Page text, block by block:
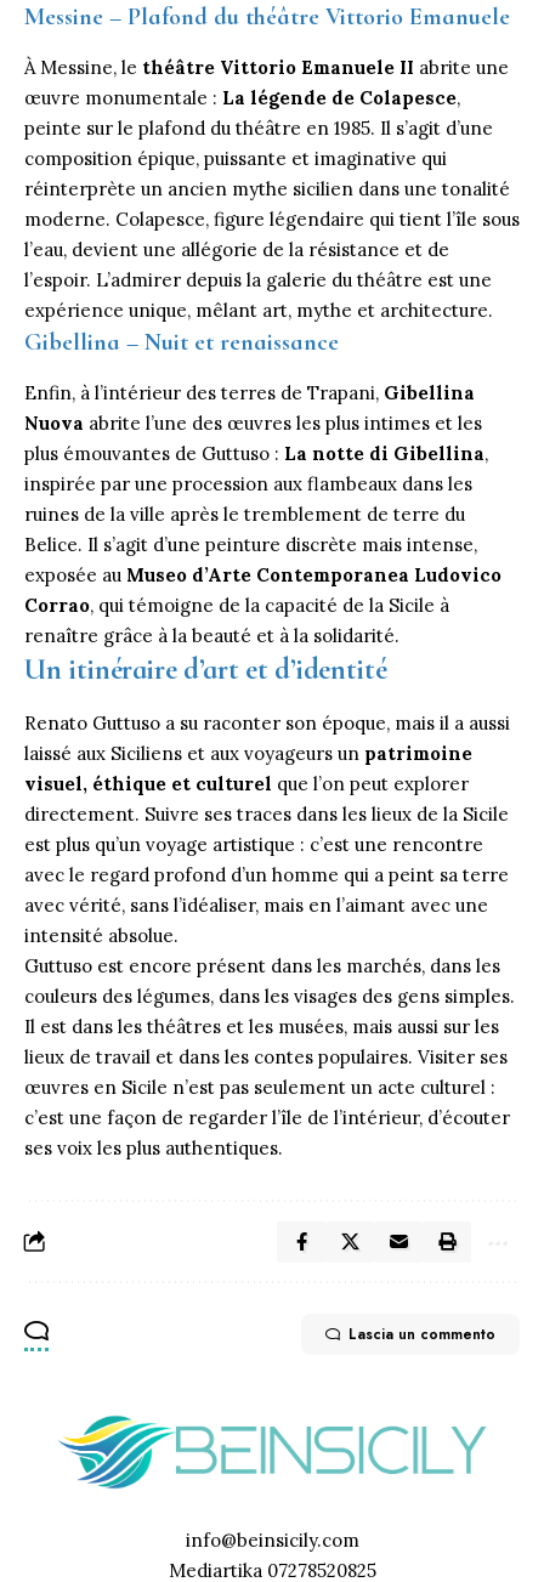
Messine – Plafond du théâtre Vittorio Emanuele
À Messine, le théâtre Vittorio Emanuele II abrite une
œuvre monumentale : La légende de Colapesce,
peinte sur le plafond du théâtre en 1985. Il s’agit d’une
composition épique, puissante et imaginative qui
réinterprète un ancien mythe sicilien dans une tonalité
moderne. Colapesce, figure légendaire qui tient l’île sous
l’eau, devient une allégorie de la résistance et de
l’espoir. L’admirer depuis la galerie du théâtre est une
expérience unique, mêlant art, mythe et architecture.
Gibellina – Nuit et renaissance
Enfin, à l’intérieur des terres de Trapani, Gibellina
Nuova abrite l’une des œuvres les plus intimes et les
plus émouvantes de Guttuso : La notte di Gibellina,
inspirée par une procession aux flambeaux dans les
ruines de la ville après le tremblement de terre du
Belice. Il s’agit d’une peinture discrète mais intense,
exposée au Museo d’Arte Contemporanea Ludovico
Corrao, qui témoigne de la capacité de la Sicile à
renaître grâce à la beauté et à la solidarité.
Un itinéraire d’art et d’identité
Renato Guttuso a su raconter son époque, mais il a aussi
laissé aux Siciliens et aux voyageurs un patrimoine
visuel, éthique et culturel que l’on peut explorer
directement. Suivre ses traces dans les lieux de la Sicile
est plus qu’un voyage artistique : c’est une rencontre
avec le regard profond d’un homme qui a peint sa terre
avec vérité, sans l’idéaliser, mais en l’aimant avec une
intensité absolue.
Guttuso est encore présent dans les marchés, dans les
couleurs des légumes, dans les visages des gens simples.
Il est dans les théâtres et les musées, mais aussi sur les
lieux de travail et dans les contes populaires. Visiter ses
œuvres en Sicile n’est pas seulement un acte culturel :
c’est une façon de regarder l’île de l’intérieur, d’écouter
ses voix les plus authentiques.
Lascia un commento
info@beinsicily.com
Mediartika 07278520825